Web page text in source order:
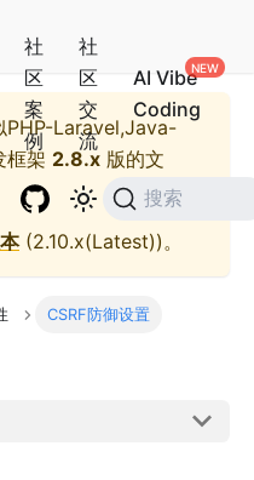
社
区
案
例
社
区
交
流
AI Vibe
Coding
搜索
PHP-Laravel,Java-
框架 2.8.x 版的文
(2.10.x(Latest))。
CSRF防御设置